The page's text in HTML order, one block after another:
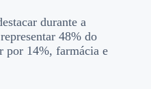
durante a
48% do
por 14%, farmácia e